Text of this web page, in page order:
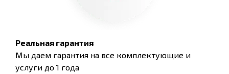
Реальная гарантия
Мы даем гарантия на все комплектующие и
услуги до 1 года